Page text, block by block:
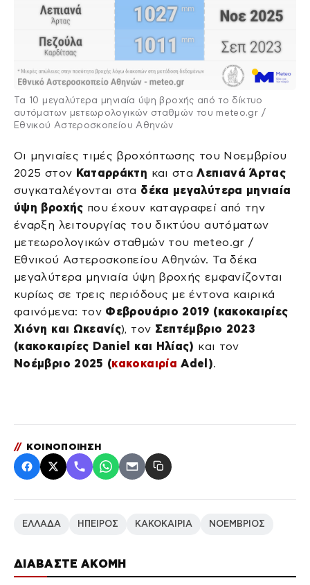
ΔΙΑΒΑΣΤΕ ΑΚΟΜΗ
Τα 10 μεγαλύτερα μηνιαία ύψη βροχής από το δίκτυο
αυτόματων μετεωρολογικών σταθμών του meteo.gr /
Εθνικού Αστεροσκοπείου Αθηνών
Οι μηνιαίες τιμές βροχόπτωσης του Νοεμβρίου
2025 στον Καταρράκτη και σταΛεπιανά Άρτας
συγκαταλέγονται στα δέκα μεγαλύτερα μηνιαία
ύψη βροχής που έχουν καταγραφεί από την
έναρξη λειτουργίας του δικτύου αυτόματων
μετεωρολογικών σταθμών του meteo.gr /
Εθνικού Αστεροσκοπείου Αθηνών. Τα δέκα
μεγαλύτερα μηνιαία ύψη βροχής εμφανίζονται
κυρίως σε τρεις περιόδους με έντονα καιρικά
φαινόμενα: τον Φεβρουάριο 2019 (κακοκαιρίες
Χιόνη και Ωκεανίς), τον Σεπτέμβριο 2023
(κακοκαιρίες Daniel και Ηλίας) και τον
Νοέμβριο 2025 (κακοκαιρία Adel).
// ΚΟΙΝΟΠΟΙΗΣΗ
ΕΛΛΑΔΑ ΗΠΕΙΡΟΣ ΚΑΚΟΚΑΙΡΙΑ ΝΟΕΜΒΡΙΟΣ